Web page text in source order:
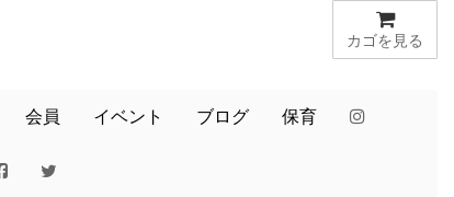
カゴを見る
会員 イベント ブログ 保育